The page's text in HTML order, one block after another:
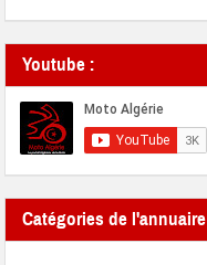
Youtube :
Catégories de l'annuaire